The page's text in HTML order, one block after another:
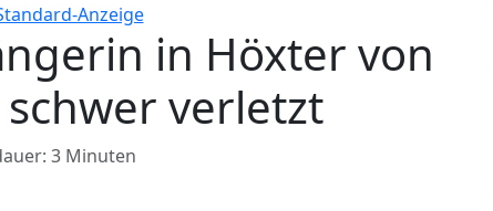
in Höxter von
verletzt
3 Minuten